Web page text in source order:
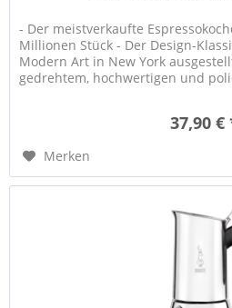
- Der meistverkaufte
Millionen Stück - Der Design-
Modern Art in New York
gedrehtem, hochwertigen und
37,90 €
Merken